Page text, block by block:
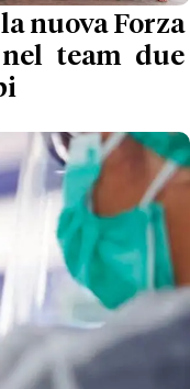
nuova Forza
team due